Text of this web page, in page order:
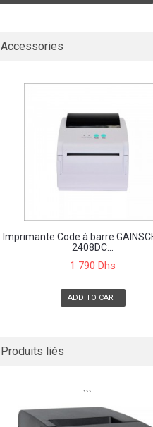
Accessories
Imprimante Code à barre
2408DC...
1 790 Dhs
ADD TO CART
Produits liés
```